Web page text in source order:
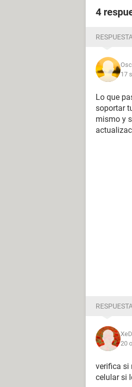
4
17
Lo que
soportar
mismo y
20
verifica si
celular si